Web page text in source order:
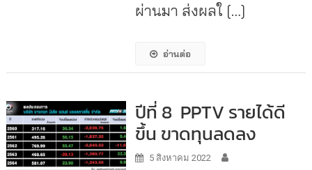
ผ่านมา ส่งผลใ […]
อ่านต่อ
ปีที่ 8 PPTV รายได้ดี
ขึ้น ขาดทุนลดลง
5 สิงหาคม 2022